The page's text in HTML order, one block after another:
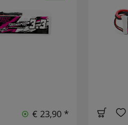
€ 23,90 *